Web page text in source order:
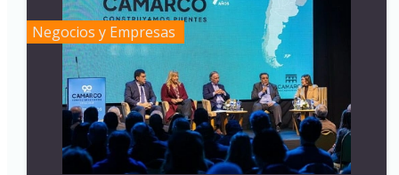
Negocios y Empresas